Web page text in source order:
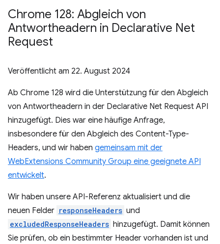
Chrome 128: Abgleich von
Antwortheadern in Declarative Net
Request
Veröffentlicht am 22. August 2024
Ab Chrome 128 wird die Unterstützung für den Abgleich
von Antwortheadern in der Declarative Net Request API
hinzugefügt. Dies war eine häufige Anfrage,
insbesondere für den Abgleich des Content-Type-
Headers, und wir haben gemeinsam mit der
WebExtensions Community Group eine geeignete API
entwickelt.
Wir haben unsere API-Referenz aktualisiert und die
neuen Felder responseHeaders und
excludedResponseHeaders hinzugefügt. Damit können
Sie prüfen, ob ein bestimmter Header vorhanden ist und